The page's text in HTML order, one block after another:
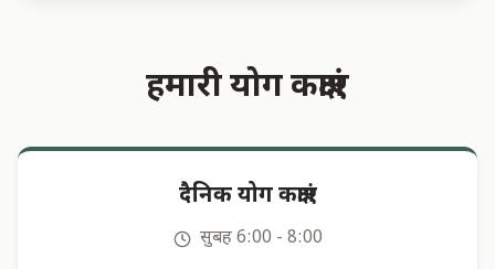
हमारी योग कक्षाएं
दैनिक योग कक्षाएं
सुबह 6:00 - 8:00